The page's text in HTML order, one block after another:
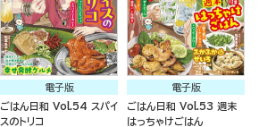
電子版
ごはん日和 Vol.54 スパイ
スのトリコ
電子版
ごはん日和 Vol.53 週末
はっちゃけごはん